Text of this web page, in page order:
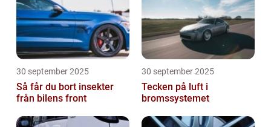
30 september 2025
Så får du bort insekter
från bilens front
30 september 2025
Tecken på luft i
bromssystemet